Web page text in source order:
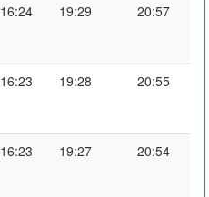
16:24 19:29 20:57
16:23 19:28 20:55
16:23 19:27 20:54